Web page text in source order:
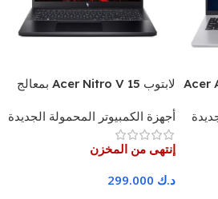
Acer
جيجابايت رام، 512 جيجابايت SSD،
لابتوب Acer Nitro V 15 بمعالج
وصول عشوائي 16 جيجابايت،
جيجابايت، وبطاقة رسومات
أجهزة الكمبيوتر المحمولة الجديدة
إنتهى من المخزن
د.ك